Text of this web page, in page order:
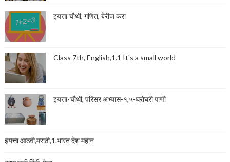
इयत्ता चौथी, गणित, बेरीज करा
Class 7th, English,1.1 It's a small world
इयत्ता-चौथी, परिसर अभ्यास-१,५-घरोघरी पाणी
इयत्ता आठवी,मराठी,1.भारत देश महान